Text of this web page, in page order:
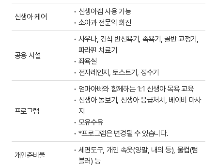
신생아 케어
신생아캠 사용 가능
소아과 전문의 회진
공용 시설
사우나, 건식 반신욕기, 족욕기, 골반 교정기,
파라핀 치료기
좌욕실
전자레인지, 토스트기, 정수기
프로그램
엄마아빠와 함께하는 1:1 신생아 목욕 교육
신생아 돌보기, 신생아 응급처치, 베이비 마사
지
모유수유
*프로그램은 변경될 수 있습니다.
개인준비물
세면도구, 개인 속옷(양말, 내의 등), 물컵(텀
블러) 등